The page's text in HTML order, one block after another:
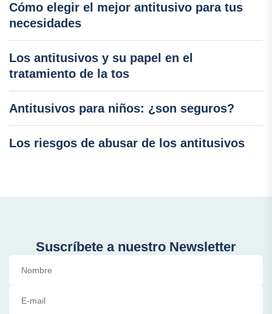
Cómo elegir el mejor antitusivo para tus
necesidades
Los antitusivos y su papel en el
tratamiento de la tos
Antitusivos para niños: ¿son seguros?
Los riesgos de abusar de los antitusivos
Suscríbete a nuestro Newsletter